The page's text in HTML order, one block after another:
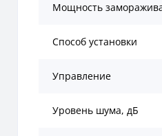
Мощность
Способ установки
Управление
Уровень шума, дБ